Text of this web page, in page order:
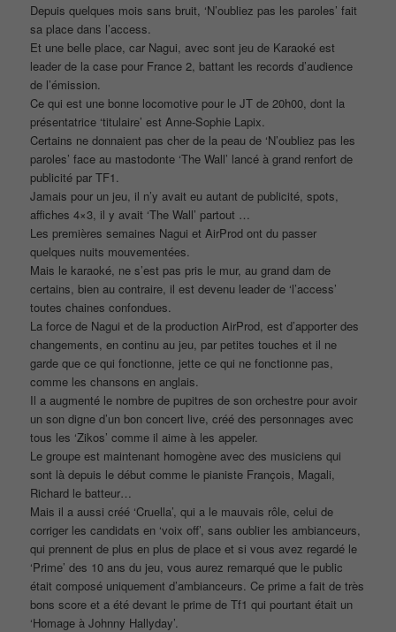
Depuis quelques mois sans bruit, ‘N’oubliez pas les paroles’ fait
sa place dans l’access.
Et une belle place, car Nagui, avec sont jeu de Karaoké est
leader de la case pour France 2, battant les records d’audience
de l’émission.
Ce qui est une bonne locomotive pour le JT de 20h00, dont la
présentatrice ‘titulaire’ est Anne-Sophie Lapix.
Certains ne donnaient pas cher de la peau de ‘N’oubliez pas les
paroles’ face au mastodonte ‘The Wall’ lancé à grand renfort de
publicité par TF1.
Jamais pour un jeu, il n’y avait eu autant de publicité, spots,
affiches 4×3, il y avait ‘The Wall’ partout …
Les premières semaines Nagui et AirProd ont du passer
quelques nuits mouvementées.
Mais le karaoké, ne s’est pas pris le mur, au grand dam de
certains, bien au contraire, il est devenu leader de ‘l’access’
toutes chaines confondues.
La force de Nagui et de la production AirProd, est d’apporter des
changements, en continu au jeu, par petites touches et il ne
garde que ce qui fonctionne, jette ce qui ne fonctionne pas,
comme les chansons en anglais.
Il a augmenté le nombre de pupitres de son orchestre pour avoir
un son digne d’un bon concert live, créé des personnages avec
tous les ‘Zikos’ comme il aime à les appeler.
Le groupe est maintenant homogène avec des musiciens qui
sont là depuis le début comme le pianiste François, Magali,
Richard le batteur…
Mais il a aussi créé ‘Cruella’, qui a le mauvais rôle, celui de
corriger les candidats en ‘voix off’, sans oublier les ambianceurs,
qui prennent de plus en plus de place et si vous avez regardé le
‘Prime’ des 10 ans du jeu, vous aurez remarqué que le public
était composé uniquement d’ambianceurs. Ce prime a fait de très
bons score et a été devant le prime de Tf1 qui pourtant était un
‘Homage à Johnny Hallyday’.